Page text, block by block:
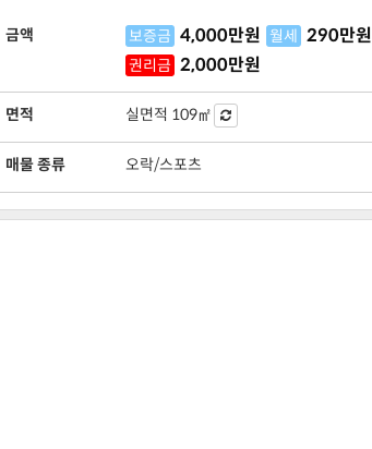
금액 보증금 4,000만원 월세 290만원
권리금 2,000만원
면적 실면적 109㎡
매물 종류 오락/스포츠